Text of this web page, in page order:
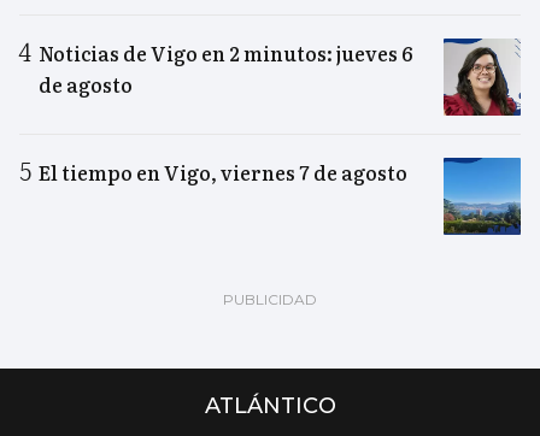
Noticias de Vigo en 2 minutos: jueves 6
de agosto
El tiempo en Vigo, viernes 7 de agosto
ATLÁNTICO